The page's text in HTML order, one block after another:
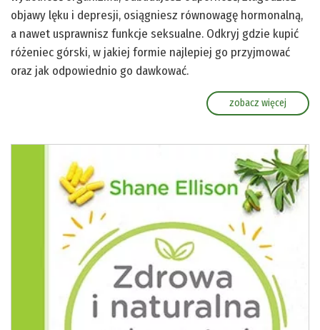
objawy lęku i depresji, osiągniesz równowagę hormonalną,
a nawet usprawnisz funkcje seksualne. Odkryj gdzie kupić
różeniec górski, w jakiej formie najlepiej go przyjmować
oraz jak odpowiednio go dawkować.
zobacz więcej